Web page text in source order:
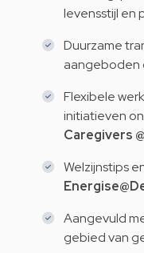
levensstijl en
Duurzame
aangeboden
Flexibele
initiatieven
Caregivers
Welzijnstips
Aangevuld
gebied van